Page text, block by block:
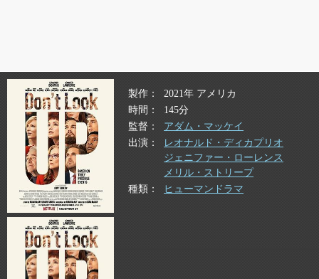
製作
2021年 アメリカ
時間
145分
監督
アダム・マッケイ
出演
レオナルド・ディカプリオ
ジェニファー・ローレンス
メリル・ストリープ
種類
ヒューマンドラマ